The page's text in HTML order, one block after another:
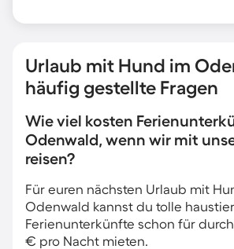
Urlaub mit Hund im
häufig gestellte Fragen
Wie viel kosten
Odenwald, wenn wir mit
reisen?
Für euren nächsten Urlaub mit
Odenwald kannst du tolle
Ferienunterkünfte schon für
€ pro Nacht mieten.